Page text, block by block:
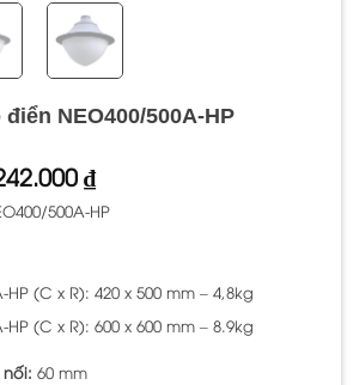
NEO400/500A-HP
₫Khoảng
giá:
từ
1.242.000 ₫
500A-HP
HP (C x R): 420 x 500 mm – 4,8kg
HP (C x R): 600 x 600 mm – 8.9kg
60 mm